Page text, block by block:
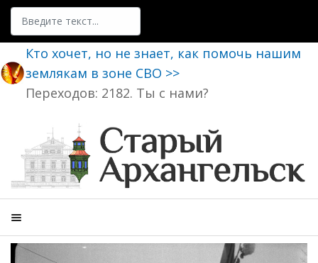
Поиск
Кто хочет, но не знает, как помочь нашим
землякам в зоне СВО >>
Переходов: 2182. Ты с нами?